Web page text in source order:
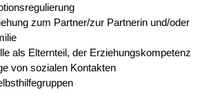
zum Partner/zur Partnerin und/oder
als Elternteil, der Erziehungskompetenz
von sozialen Kontakten